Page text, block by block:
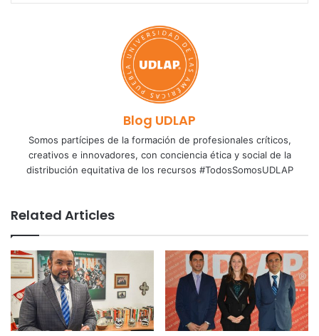
Blog UDLAP
Somos partícipes de la formación de profesionales críticos,
creativos e innovadores, con conciencia ética y social de la
distribución equitativa de los recursos #TodosSomosUDLAP
Related Articles